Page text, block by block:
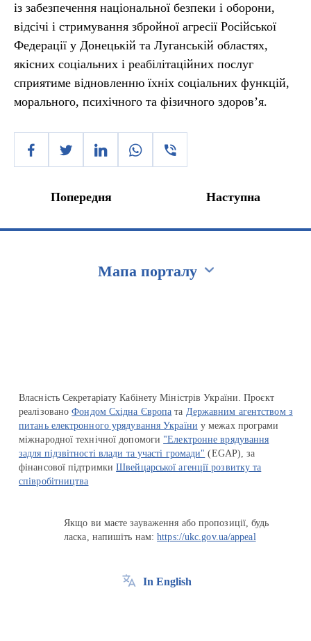
із забезпечення національної безпеки і оборони,
відсічі і стримування збройної агресії Російської
Федерації у Донецькій та Луганській областях,
якісних соціальних і реабілітаційних послуг
сприятиме відновленню їхніх соціальних функцій,
морального, психічного та фізичного здоров’я.
Попередня Наступна
Мапа порталу
Власність Секретаріату Кабінету Міністрів України. Проєкт
реалізованоФондом Східна Європа та Державним агентством з
питань електронного урядування України у межах програми
міжнародної технічної допомоги "Електронне врядування
задля підзвітності влади та участі громади" (EGAP), за
фінансової підтримкиШвейцарської агенції розвитку та
співробітництва
Якщо ви маєте зауваження або пропозиції, будь
ласка, напишіть нам:https://ukc.gov.ua/appeal
In English